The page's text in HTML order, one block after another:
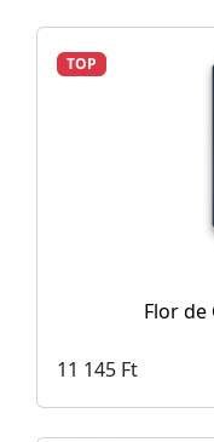
TOP
Flor de
11 145 Ft